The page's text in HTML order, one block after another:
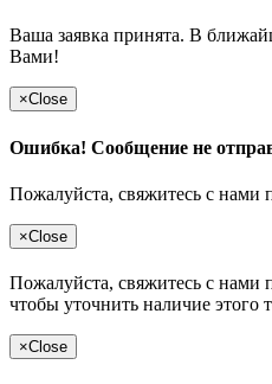
Ваша заявка принята. В
Вами!
×Close
Ошибка! Сообщение не
Пожалуйста, свяжитесь с нами
×Close
Пожалуйста, свяжитесь с нами
чтобы уточнить наличие этого
×Close